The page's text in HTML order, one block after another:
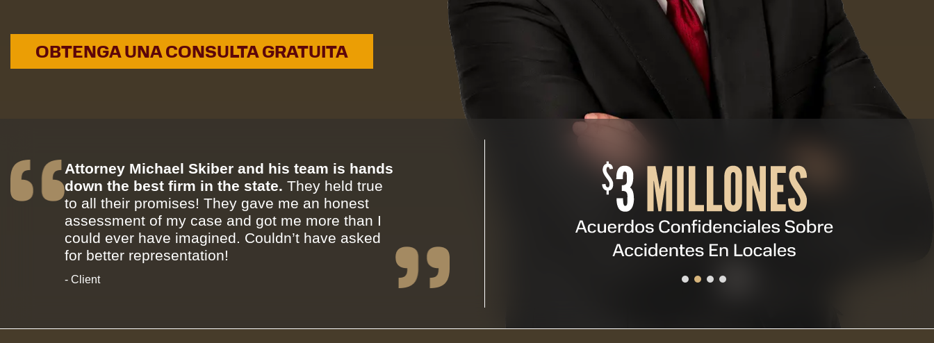
OBTENGA UNA CONSULTA GRATUITA
Attorney Michael Skiber and his team is hands
down the best firm in the state. They held true
to all their promises! They gave me an honest
assessment of my case and got me more than I
could ever have imagined. Couldn’t have asked
for better representation!
- Client